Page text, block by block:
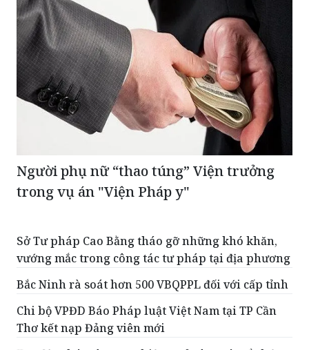
Người phụ nữ “thao túng” Viện trưởng
trong vụ án "Viện Pháp y"
Sở Tư pháp Cao Bằng tháo gỡ những khó khăn,
vướng mắc trong công tác tư pháp tại địa phương
Bắc Ninh rà soát hơn 500 VBQPPL đối với cấp tỉnh
Chi bộ VPĐD Báo Pháp luật Việt Nam tại TP Cần
Thơ kết nạp Đảng viên mới